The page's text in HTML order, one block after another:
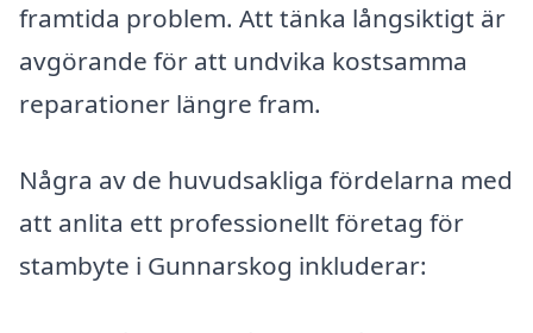
framtida problem. Att tänka långsiktigt är
avgörande för att undvika kostsamma
reparationer längre fram.
Några av de huvudsakliga fördelarna med
att anlita ett professionellt företag för
stambyte i Gunnarskog inkluderar: